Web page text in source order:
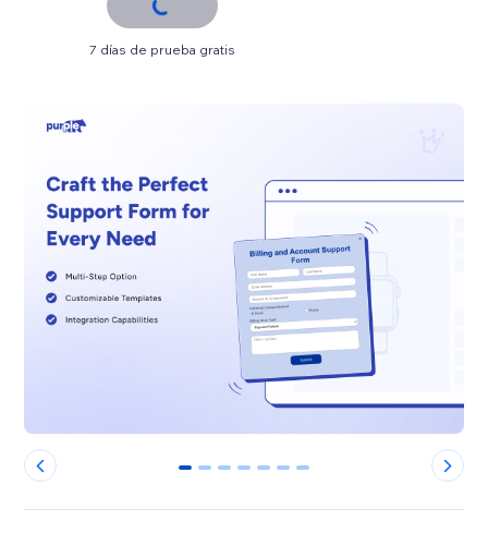
7 días de prueba gratis
0 1 2 3 4 5 6